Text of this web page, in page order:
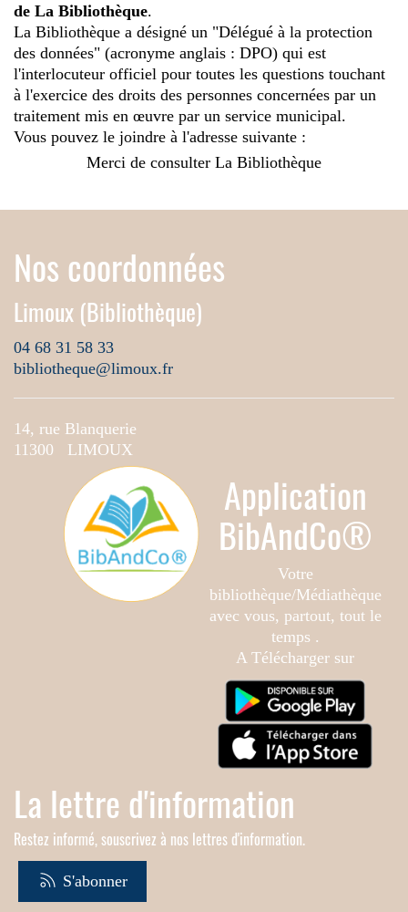
de La Bibliothèque.
La Bibliothèque a désigné un "Délégué à la protection
des données" (acronyme anglais : DPO) qui est
l'interlocuteur officiel pour toutes les questions touchant
à l'exercice des droits des personnes concernées par un
traitement mis en œuvre par un service municipal.
Vous pouvez le joindre à l'adresse suivante :
Merci de consulter La Bibliothèque
Nos coordonnées
Limoux (Bibliothèque)
04 68 31 58 33
bibliotheque@limoux.fr
14, rue Blanquerie
11300 LIMOUX
Application
BibAndCo®
Votre
bibliothèque/Médiathèque
avec vous, partout, tout le
temps .
A Télécharger sur
La lettre d'information
Restez informé, souscrivez à nos lettres d'information.
S'abonner